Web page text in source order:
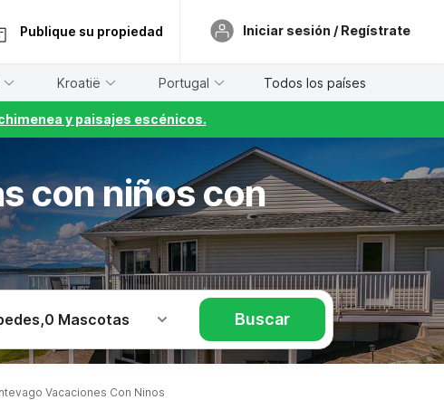
Publique su propiedad Iniciar sesión / Regístrate
Kroatië Portugal Todos los países
y paisajes escénicos.
con niños con
,0 Mascotas Buscar
Vacaciones Con Ninos